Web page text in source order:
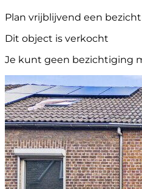
Plan vrijblijvend een
Dit object is verkocht
Je kunt geen bezichtiging